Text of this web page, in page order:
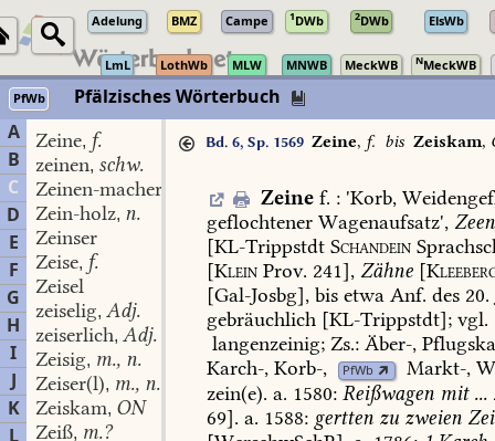
Adelung BMZ Campe 1DWb 2DWb ElsWb
LmL LothWb MLW MNWB MeckWB NMeckWB
PfWb
Pfälzisches Wörterbuch
A
B
C
D
E
F
G
H
I
J
K
Zeine, f.
zeinen, schw.
Zeinen-macher
Zein-holz, n.
Zeinser
Zeise, f.
Zeisel
zeiselig, Adj.
zeiserlich, Adj.
Zeisig, m., n.
Zeiser(l), m., n.
Zeiskam, ON
Zeiß, m.?
Bd. 6, Sp. 1569 Zeine, f.bis Zeiskam,
Zeine f. :'Korb,
geflochtener Wagenaufsatz', Zeen
[KL-Trippstdt Schandein
[Klein Prov. 241], Zähne [
[Gal-Josbg], bis etwa Anf. des 20.
gebräuchlich [KL-Trippstdt]; vgl.
langenzeinig; Zs.: Äber-,
Karch-, Korb-, PfWb Markt-,
zein(e). a. 1580: Reißwagen mit...
69]. a. 1588: gertten zu zweien